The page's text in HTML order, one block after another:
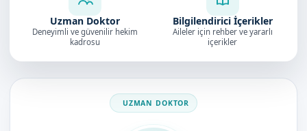
Uzman Doktor
Deneyimli ve güvenilir hekim
kadrosu
Bilgilendirici İçerikler
Aileler için rehber ve yararlı
içerikler
Doktorumuz